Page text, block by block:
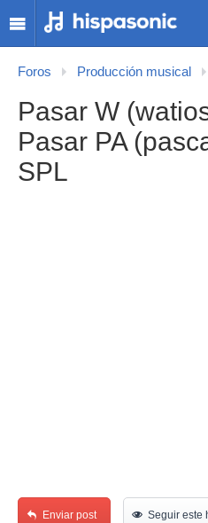
Foros Producción musical
Pasar W
Pasar PA
SPL
Enviar post Seguir este